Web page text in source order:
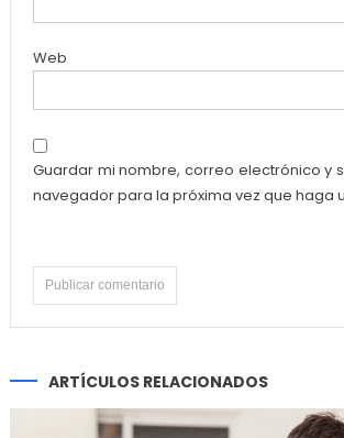
Web
Guardar mi nombre, correo electrónico y
navegador para la próxima vez que haga
ARTÍCULOS RELACIONADOS